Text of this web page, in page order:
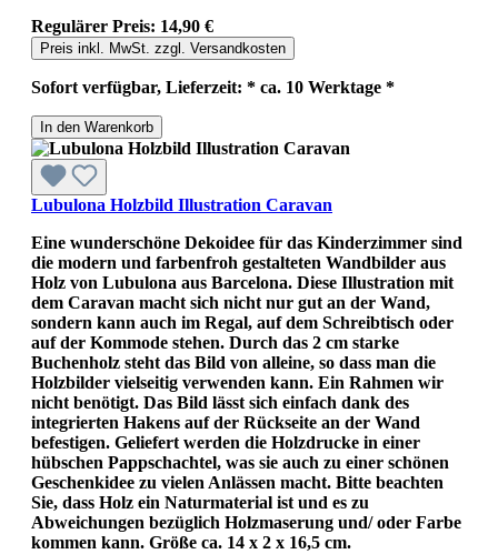
Regulärer Preis: 14,90 €
Preis inkl. MwSt. zzgl. Versandkosten
Sofort verfügbar, Lieferzeit: * ca. 10 Werktage *
In den Warenkorb
Lubulona Holzbild Illustration Caravan
Eine wunderschöne Dekoidee für das Kinderzimmer sind
die modern und farbenfroh gestalteten Wandbilder aus
Holz von Lubulona aus Barcelona. Diese Illustration mit
dem Caravan macht sich nicht nur gut an der Wand,
sondern kann auch im Regal, auf dem Schreibtisch oder
auf der Kommode stehen. Durch das 2 cm starke
Buchenholz steht das Bild von alleine, so dass man die
Holzbilder vielseitig verwenden kann. Ein Rahmen wir
nicht benötigt. Das Bild lässt sich einfach dank des
integrierten Hakens auf der Rückseite an der Wand
befestigen. Geliefert werden die Holzdrucke in einer
hübschen Pappschachtel, was sie auch zu einer schönen
Geschenkidee zu vielen Anlässen macht. Bitte beachten
Sie, dass Holz ein Naturmaterial ist und es zu
Abweichungen bezüglich Holzmaserung und/ oder Farbe
kommen kann. Größe ca. 14 x 2 x 16,5 cm.